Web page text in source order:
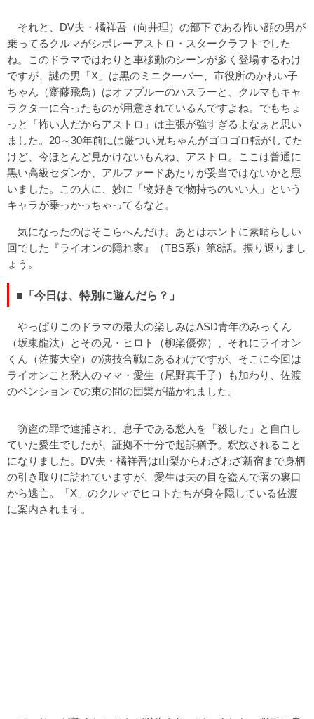
それと、DV夫・橘祥吾（向井理）の部下である怖い顔の男が
乗ってるクルマがシボレーアストロ・スタークラフトでした
ね。このドラマではわりと車移動のシーンが多く登場するわけ
ですが、謎の男「X」は黒のミニクーパー、市役所のかわい子
ちゃん（齋藤飛鳥）はオフブルーのハスラーと、クルマもキャ
ラクターに合ったものが用意されているんですよね。でもちょ
っと「怖い人だからアストロ」は主張が強すぎるよなぁと思い
ました。20～30年前には厳つい兄ちゃんがゴロゴロ転がしてた
けど、今ほとんど見かけないもんね、アストロ。ここは普通に
黒い高級セダンか、アルファードあたりが妥当ではないかと思
いました。この人に、妙に「物好きで物持ちのいい人」という
キャラが乗っかっちゃってるなと。
気になったのはそこらへんだけ。あとはホントに素晴らしい
回でした『ライオンの隠れ家』（TBS系）第8話。振り返りまし
ょう。
■「今日は、特別に遊んだら？」
やっぱりこのドラマの最大の楽しみはASD青年のみっくん
（坂東龍汰）とその兄・ヒロト（柳楽優弥）、それにライオン
くん（佐藤大空）の演技合戦にあるわけですが、そこに今回は
ライオンこと愁人のママ・愛生（尾野真千子）も加わり、佐渡
のペンションでの束の間の団欒が描かれました。
窃盗の罪で逮捕され、息子である愁人を「殺した」と自白し
ていた愛生でしたが、証拠不十分で起訴猶予。釈放されること
になりました。DV夫・橘祥吾は山梨からわざわざ新宿まで身柄
の引き取りに訪れていますが、愛生は夫の目を盗んで署の裏口
から逃亡。「X」のクルマでヒロトたちが身を隠している佐渡
に案内されます。